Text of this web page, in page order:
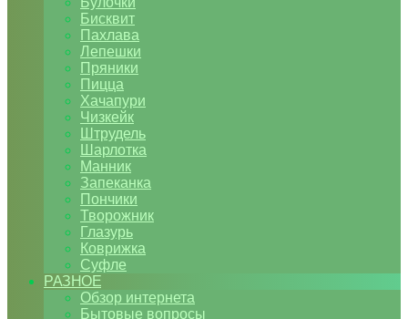
Бисквит
Пахлава
Лепешки
Пряники
Пицца
Хачапури
Чизкейк
Штрудель
Шарлотка
Манник
Запеканка
Пончики
Творожник
Глазурь
Коврижка
Суфле
РАЗНОЕ
Обзор интернета
Бытовые вопросы